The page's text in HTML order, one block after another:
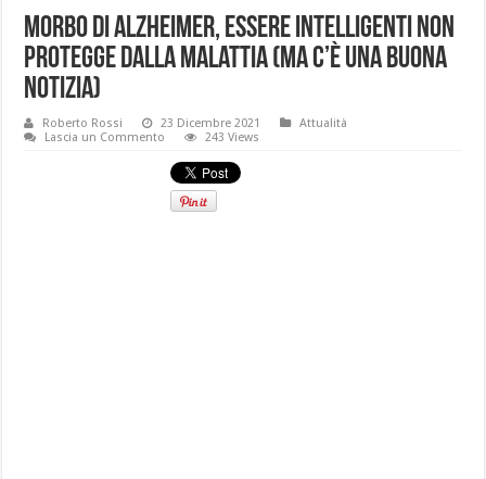
Morbo di Alzheimer, essere intelligenti non
protegge dalla malattia (ma c’è una buona
notizia)
Roberto Rossi 23 Dicembre 2021
Attualità
Lascia un Commento
243 Views